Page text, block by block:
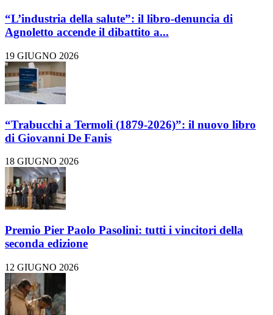
“L’industria della salute”: il libro-denuncia di
Agnoletto accende il dibattito a...
19 GIUGNO 2026
“Trabucchi a Termoli (1879-2026)”: il nuovo libro
di Giovanni De Fanis
18 GIUGNO 2026
Premio Pier Paolo Pasolini: tutti i vincitori della
seconda edizione
12 GIUGNO 2026